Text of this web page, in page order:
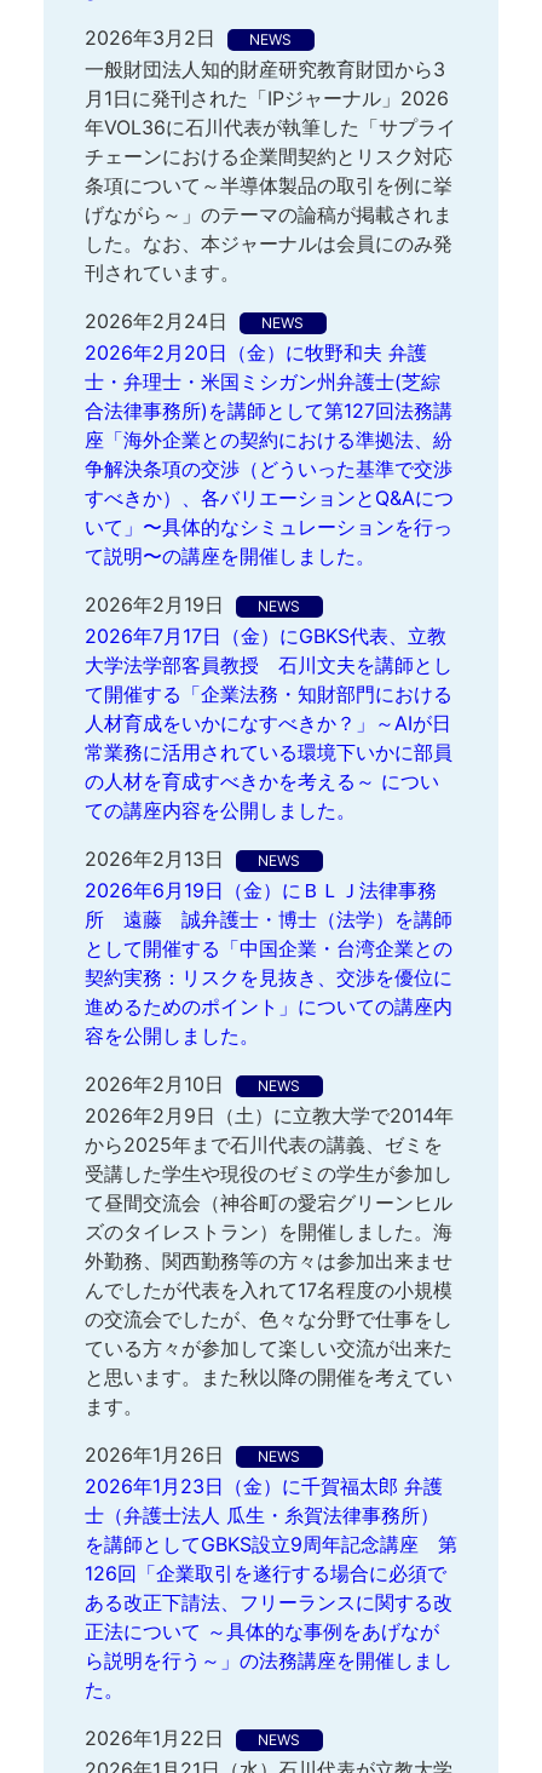
2026年3月2日
NEWS
一般財団法人知的財産研究教育財団から3
月1日に発刊された「IPジャーナル」2026
年VOL36に石川代表が執筆した「サプライ
チェーンにおける企業間契約とリスク対応
条項について～半導体製品の取引を例に挙
げながら～」のテーマの論稿が掲載されま
した。なお、本ジャーナルは会員にのみ発
刊されています。
2026年2月24日
NEWS
2026年2月20日（金）に牧野和夫 弁護
士・弁理士・米国ミシガン州弁護士(芝綜
合法律事務所)を講師として第127回法務講
座「海外企業との契約における準拠法、紛
争解決条項の交渉（どういった基準で交渉
すべきか）、各バリエーションとQ&Aにつ
いて」〜具体的なシミュレーションを行っ
て説明〜の講座を開催しました。
2026年2月19日
NEWS
2026年7月17日（金）にGBKS代表、立教
大学法学部客員教授 石川文夫を講師とし
て開催する「企業法務・知財部門における
人材育成をいかになすべきか？」～AIが日
常業務に活用されている環境下いかに部員
の人材を育成すべきかを考える～ につい
ての講座内容を公開しました。
2026年2月13日
NEWS
2026年6月19日（金）にＢＬＪ法律事務
所 遠藤 誠弁護士・博士（法学）を講師
として開催する「中国企業・台湾企業との
契約実務：リスクを見抜き、交渉を優位に
進めるためのポイント」についての講座内
容を公開しました。
2026年2月10日
NEWS
2026年2月9日（土）に立教大学で2014年
から2025年まで石川代表の講義、ゼミを
受講した学生や現役のゼミの学生が参加し
て昼間交流会（神谷町の愛宕グリーンヒル
ズのタイレストラン）を開催しました。海
外勤務、関西勤務等の方々は参加出来ませ
んでしたが代表を入れて17名程度の小規模
の交流会でしたが、色々な分野で仕事をし
ている方々が参加して楽しい交流が出来た
と思います。また秋以降の開催を考えてい
ます。
2026年1月26日
NEWS
2026年1月23日（金）に千賀福太郎 弁護
士（弁護士法人 瓜生・糸賀法律事務所）
を講師としてGBKS設立9周年記念講座 第
126回「企業取引を遂行する場合に必須で
ある改正下請法、フリーランスに関する改
正法について ～具体的な事例をあげなが
ら説明を行う～」の法務講座を開催しまし
た。
2026年1月22日
NEWS